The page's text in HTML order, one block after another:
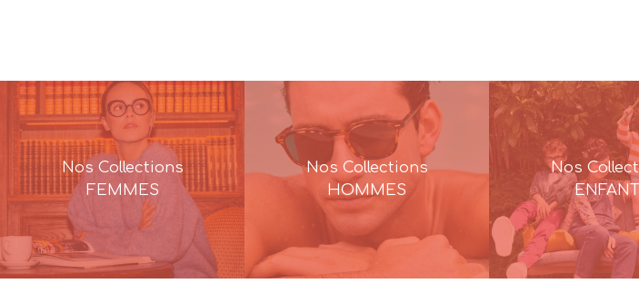
Nos Collections
FEMMES
Nos Collections
HOMMES
Nos